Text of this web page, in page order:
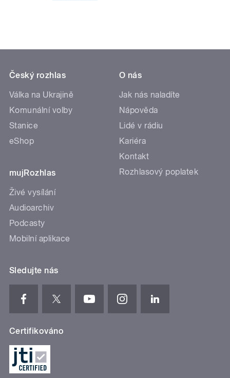
Český rozhlas
Válka na Ukrajině
Komunální volby
Stanice
eShop
mujRozhlas
Živé vysílání
Audioarchiv
Podcasty
Mobilní aplikace
O nás
Jak nás naladíte
Nápověda
Lidé v rádiu
Kariéra
Kontakt
Rozhlasový poplatek
Sledujte nás
Certifikováno